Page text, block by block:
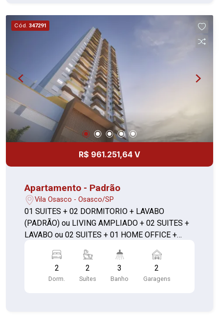
Cód. 347291
R$ 961.251,64 V
Apartamento - Padrão
Vila Osasco - Osasco/SP
01 SUITES + 02 DORMITORIO + LAVABO
(PADRÃO) ou LIVING AMPLIADO + 02 SUITES +
LAVABO ou 02 SUITES + 01 HOME OFFICE +
2
Dorm.
2
Suítes
3
Banho
2
Garagens